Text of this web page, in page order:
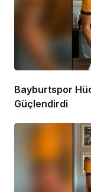
Bayburtspor
Güçlendirdi